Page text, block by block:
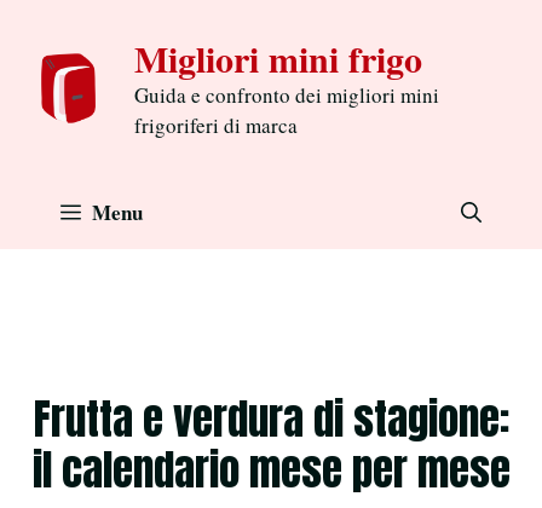
contenu
Migliori mini frigo
Guida e confronto dei migliori mini
frigoriferi di marca
Menu
Frutta e verdura di stagione:
il calendario mese per mese